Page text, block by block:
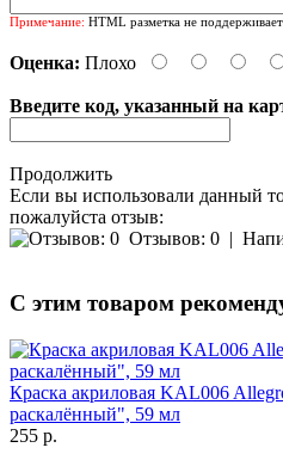
Примечание: HTML разметка не
Оценка: Плохо
Введите код, указанный на
Продолжить
Если вы использовали данный
пожалуйста отзыв:
Отзывов: 0 |
С этим товаром
Краска акриловая KAL006
раскалённый", 59 мл
255 р.